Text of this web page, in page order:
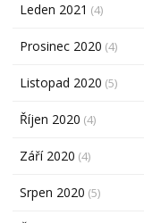
Leden 2021 (4)
Prosinec 2020 (4)
Listopad 2020 (5)
Říjen 2020 (4)
Září 2020 (4)
Srpen 2020 (5)